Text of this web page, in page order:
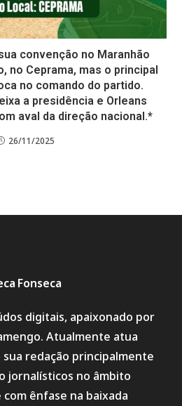
convenção no Maranhão
no Ceprama, mas o principal
no comando do partido.
a presidência e Orleans
aval da direção nacional.*
26/11/2025
Fonseca
digitais, apaixonado por
Atualmente atua
redação principalmente
jornalísticos no âmbito
ênfase na baixada